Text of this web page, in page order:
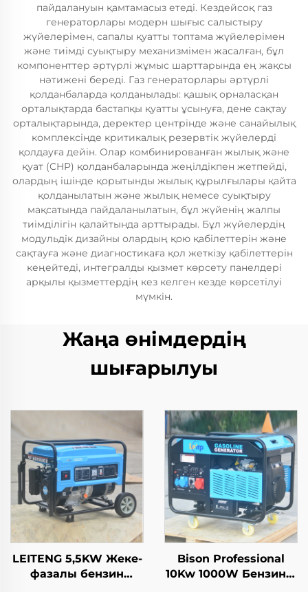
пайдалануын қамтамасыз етеді. Кездейсоқ газ
генераторлары модерн шығыс салыстыру
жүйелерімен, сапалы қуатты топтама жүйелерімен
және тиімді суықтыру механизмімен жасалған, бұл
компоненттер әртүрлі жұмыс шарттарында ең жақсы
нәтижені береді. Газ генераторлары әртүрлі
қолданбаларда қолданылады: қашық орналасқан
орталықтарда бастапқы қуатты ұсынуға, дене сақтау
орталықтарында, деректер центрінде және санайылық
комплексінде критикалық резервтік жүйелерді
қолдауға дейін. Олар комбинированған жылық және
қуат (CHP) қолданбаларында жеңілдікпен жетпейді,
олардың ішінде қорытынды жылық құрылғылары қайта
қолданылатын және жылық немесе суықтыру
мақсатында пайдаланылатын, бұл жүйенің жалпы
тиімділігін қалайтында арттырады. Бұл жүйелердің
модульдік дизайны олардың қою қабілеттерін және
сақтауға және диагностикаға қол жеткізу қабілеттерін
кеңейтеді, интегралды қызмет көрсету панелдері
арқылы қызметтердің кез келген кезде көрсетілуі
мүмкін.
Жаңа өнімдердің
шығарылуы
LEITENG 5,5KW Жеке-
фазалы бензин
Bison Professional
10Kw 1000W Бензинді